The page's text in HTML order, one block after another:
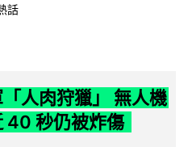
話
人肉狩獵」 無人機
40 秒仍被炸傷